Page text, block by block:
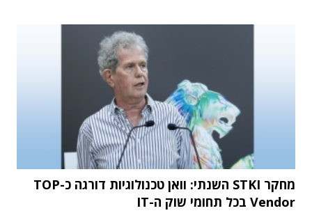
מחקר STKI השנתי: וואן טכנולוגיות דורגה כ-TOP
Vendor בכל תחומי שוק ה-IT